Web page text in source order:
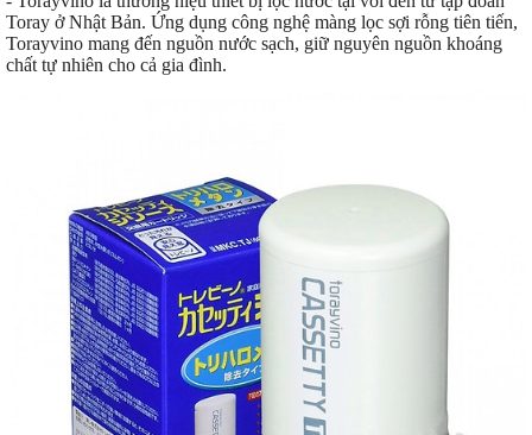
Toray ở Nhật Bản. Ứng dụng công nghệ màng lọc sợi rỗng tiên tiến,
Torayvino mang đến nguồn nước sạch, giữ nguyên nguồn khoáng
chất tự nhiên cho cả gia đình.